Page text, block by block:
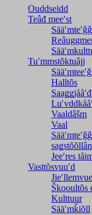
Ouddseidd
Teâđ meeʹst
Sääʹmteʹǧǧ
Tuʹmmstõktuâjj
Halltõs
Vaaldâšm
Vaal
Jeeʹres
Vasttõsvuuʹd
Škooultõs
Kulttuur
Sääʹmǩiõll